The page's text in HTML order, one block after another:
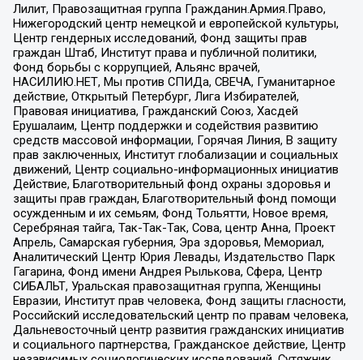
Лилит, Правозащитная группа Гражданин.Армия.Право,
Нижегородский центр немецкой и европейской культуры,
Центр гендерных исследований, Фонд защиты прав
граждан Штаб, Институт права и публичной политики,
Фонд борьбы с коррупцией, Альянс врачей,
НАСИЛИЮ.НЕТ, Мы против СПИДа, СВЕЧА, Гуманитарное
действие, Открытый Петербург, Лига Избирателей,
Правовая инициатива, Гражданский Союз, Хасдей
Ерушалаим, Центр поддержки и содействия развитию
средств массовой информации, Горячая Линия, В защиту
прав заключенных, Институт глобализации и социальных
движений, Центр социально-информационных инициатив
Действие, Благотворительный фонд охраны здоровья и
защиты прав граждан, Благотворительный фонд помощи
осужденным и их семьям, Фонд Тольятти, Новое время,
Серебряная тайга, Так-Так-Так, Сова, центр Анна, Проект
Апрель, Самарская губерния, Эра здоровья, Мемориал,
Аналитический Центр Юрия Левады, Издательство Парк
Гагарина, Фонд имени Андрея Рылькова, Сфера, Центр
СИБАЛЬТ, Уральская правозащитная группа, Женщины
Евразии, Институт прав человека, Фонд защиты гласности,
Российский исследовательский центр по правам человека,
Дальневосточный центр развития гражданских инициатив
и социального партнерства, Гражданское действие, Центр